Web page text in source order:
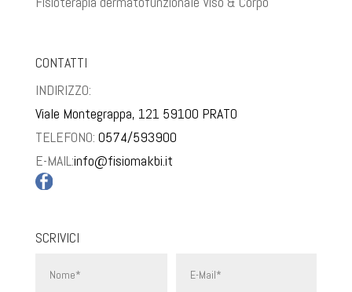
CONTATTI
INDIRIZZO:
Viale Montegrappa, 121 59100 PRATO
TELEFONO: 0574/593900
E-MAIL:info@fisiomakbi.it
SCRIVICI